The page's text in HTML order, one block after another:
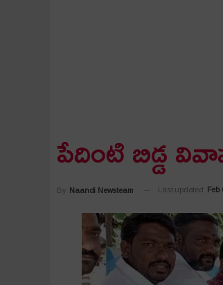
పేదింటి బిడ్డ
By Naandi Newsteam Last updated Feb